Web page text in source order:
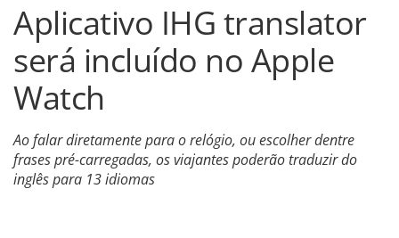
Aplicativo IHG translator
será incluído no Apple
Watch
Ao falar diretamente para o relógio, ou escolher dentre
frases pré-carregadas, os viajantes poderão traduzir do
inglês para 13 idiomas